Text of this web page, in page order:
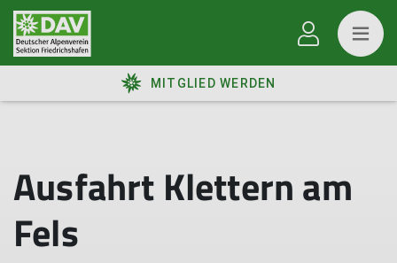
MITGLIED WERDEN
Ausfahrt Klettern am
Fels